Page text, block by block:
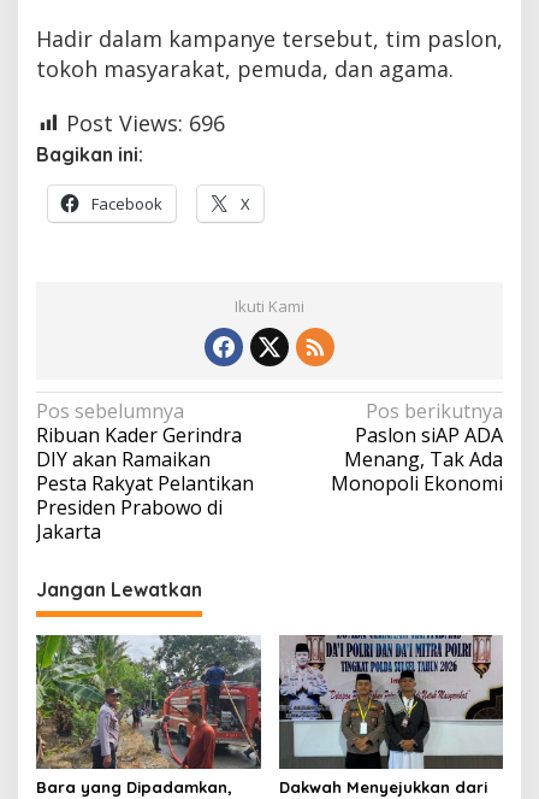
Hadir dalam kampanye tersebut, tim paslon,
tokoh masyarakat, pemuda, dan agama.
Post Views: 696
Bagikan ini:
Facebook X
Ikuti Kami
Navigasi
pos
Pos sebelumnya
Ribuan Kader Gerindra
DIY akan Ramaikan
Pesta Rakyat Pelantikan
Presiden Prabowo di
Jakarta
Pos berikutnya
Paslon siAP ADA
Menang, Tak Ada
Monopoli Ekonomi
Jangan Lewatkan
Bara yang Dipadamkan,
Dakwah Menyejukkan dari